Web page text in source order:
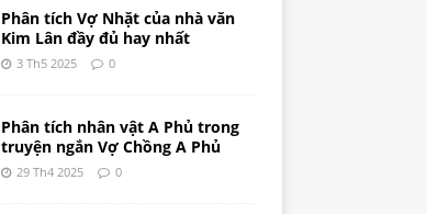
Phân tích Vợ Nhặt của nhà văn
Kim Lân đầy đủ hay nhất
3 Th5 2025 0
Phân tích nhân vật A Phủ trong
truyện ngắn Vợ Chồng A Phủ
29 Th4 2025 0